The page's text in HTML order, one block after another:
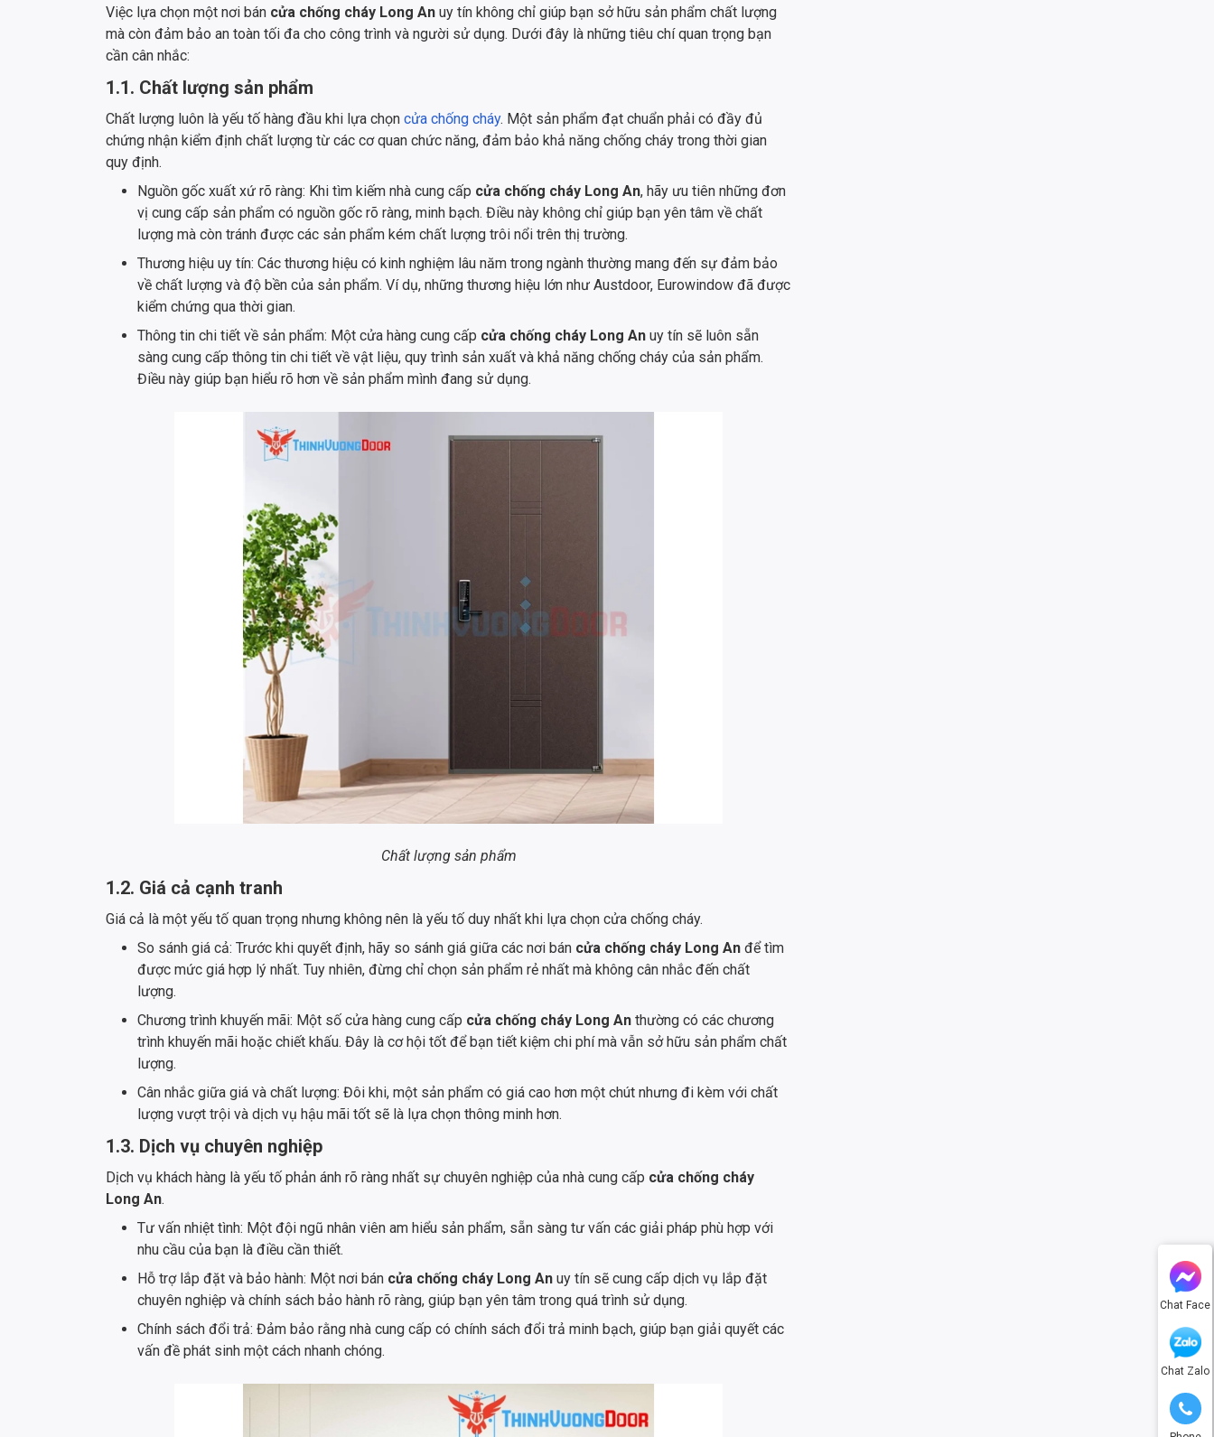
Chat Face
Chat Zalo
Việc lựa chọn một nơi bán cửa chống cháy Long An uy tín không chỉ giúp bạn sở hữu sản phẩm chất lượng
mà còn đảm bảo an toàn tối đa cho công trình và người sử dụng. Dưới đây là những tiêu chí quan trọng bạn
cần cân nhắc:
1.1. Chất lượng sản phẩm
Chất lượng luôn là yếu tố hàng đầu khi lựa chọn cửa chống cháy. Một sản phẩm đạt chuẩn phải có đầy đủ
chứng nhận kiểm định chất lượng từ các cơ quan chức năng, đảm bảo khả năng chống cháy trong thời gian
quy định.
Nguồn gốc xuất xứ rõ ràng: Khi tìm kiếm nhà cung cấp cửa chống cháy Long An, hãy ưu tiên những đơn
vị cung cấp sản phẩm có nguồn gốc rõ ràng, minh bạch. Điều này không chỉ giúp bạn yên tâm về chất
lượng mà còn tránh được các sản phẩm kém chất lượng trôi nổi trên thị trường.
Thương hiệu uy tín: Các thương hiệu có kinh nghiệm lâu năm trong ngành thường mang đến sự đảm bảo
về chất lượng và độ bền của sản phẩm. Ví dụ, những thương hiệu lớn như Austdoor, Eurowindow đã được
kiểm chứng qua thời gian.
Thông tin chi tiết về sản phẩm: Một cửa hàng cung cấp cửa chống cháy Long An uy tín sẽ luôn sẵn
sàng cung cấp thông tin chi tiết về vật liệu, quy trình sản xuất và khả năng chống cháy của sản phẩm.
Điều này giúp bạn hiểu rõ hơn về sản phẩm mình đang sử dụng.
Chất lượng sản phẩm
1.2. Giá cả cạnh tranh
Giá cả là một yếu tố quan trọng nhưng không nên là yếu tố duy nhất khi lựa chọn cửa chống cháy.
So sánh giá cả: Trước khi quyết định, hãy so sánh giá giữa các nơi bán cửa chống cháy Long An để tìm
được mức giá hợp lý nhất. Tuy nhiên, đừng chỉ chọn sản phẩm rẻ nhất mà không cân nhắc đến chất
lượng.
Chương trình khuyến mãi: Một số cửa hàng cung cấp cửa chống cháy Long An thường có các chương
trình khuyến mãi hoặc chiết khấu. Đây là cơ hội tốt để bạn tiết kiệm chi phí mà vẫn sở hữu sản phẩm chất
lượng.
Cân nhắc giữa giá và chất lượng: Đôi khi, một sản phẩm có giá cao hơn một chút nhưng đi kèm với chất
lượng vượt trội và dịch vụ hậu mãi tốt sẽ là lựa chọn thông minh hơn.
1.3. Dịch vụ chuyên nghiệp
Dịch vụ khách hàng là yếu tố phản ánh rõ ràng nhất sự chuyên nghiệp của nhà cung cấp cửa chống cháy
Long An.
Tư vấn nhiệt tình: Một đội ngũ nhân viên am hiểu sản phẩm, sẵn sàng tư vấn các giải pháp phù hợp với
nhu cầu của bạn là điều cần thiết.
Hỗ trợ lắp đặt và bảo hành: Một nơi bán cửa chống cháy Long An uy tín sẽ cung cấp dịch vụ lắp đặt
chuyên nghiệp và chính sách bảo hành rõ ràng, giúp bạn yên tâm trong quá trình sử dụng.
Chính sách đổi trả: Đảm bảo rằng nhà cung cấp có chính sách đổi trả minh bạch, giúp bạn giải quyết các
vấn đề phát sinh một cách nhanh chóng.